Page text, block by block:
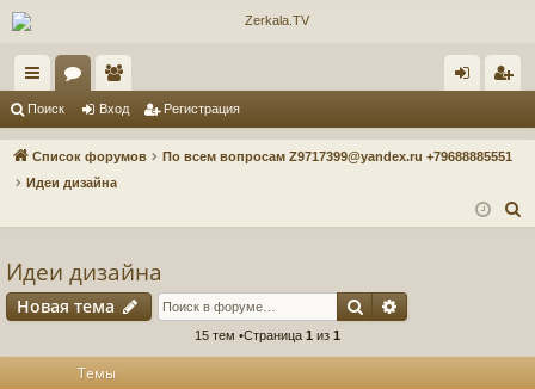
с
ы
лк
ум
ы
ол
ьз
ов
д ис
ац
Поиск Вход Регистрация
Список форумов
По всем вопросам Z9717399@yandex.ru +79688885551
Идеи дизайна
Идеи дизайна
Новая тема Поиск
15 тем •Страница 1 из 1
Темы